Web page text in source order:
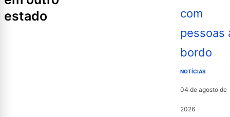
estado
NOTÍCIAS
04 de agosto de
2026